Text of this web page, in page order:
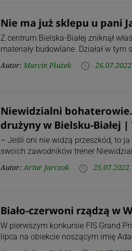
Nie ma już sklepu u pani
Z centrum Bielska-Białej zniknął
materiały budowlane. Działał w
Autor: Marcin Płużek access_time
Niewidzialni
drużyny w Bielsku-Białej |
– Jeśli oni nie widzą przeszkód, to
swoich zawodników trener
Autor:Artur Jarczok access_time 25.07.2022
Biało-czerwoni rządzą w
W pierwszym konkursie FIS Grand
lipca na obiekcie noszącym imię